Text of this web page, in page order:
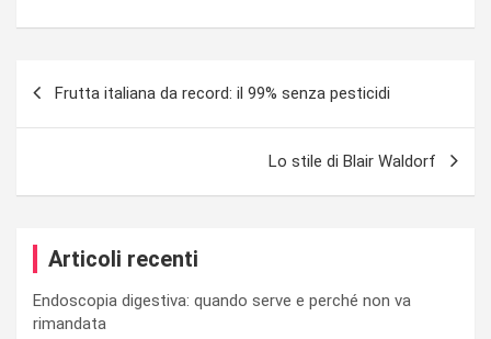
Frutta italiana da record: il 99% senza pesticidi
Lo stile di Blair Waldorf
Articoli recenti
Endoscopia digestiva: quando serve e perché non va
rimandata